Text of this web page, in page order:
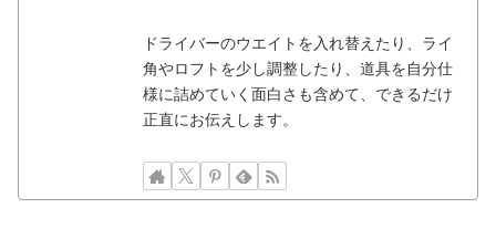
ドライバーのウエイトを入れ替えたり、ライ
角やロフトを少し調整したり、道具を自分仕
様に詰めていく面白さも含めて、できるだけ
正直にお伝えします。